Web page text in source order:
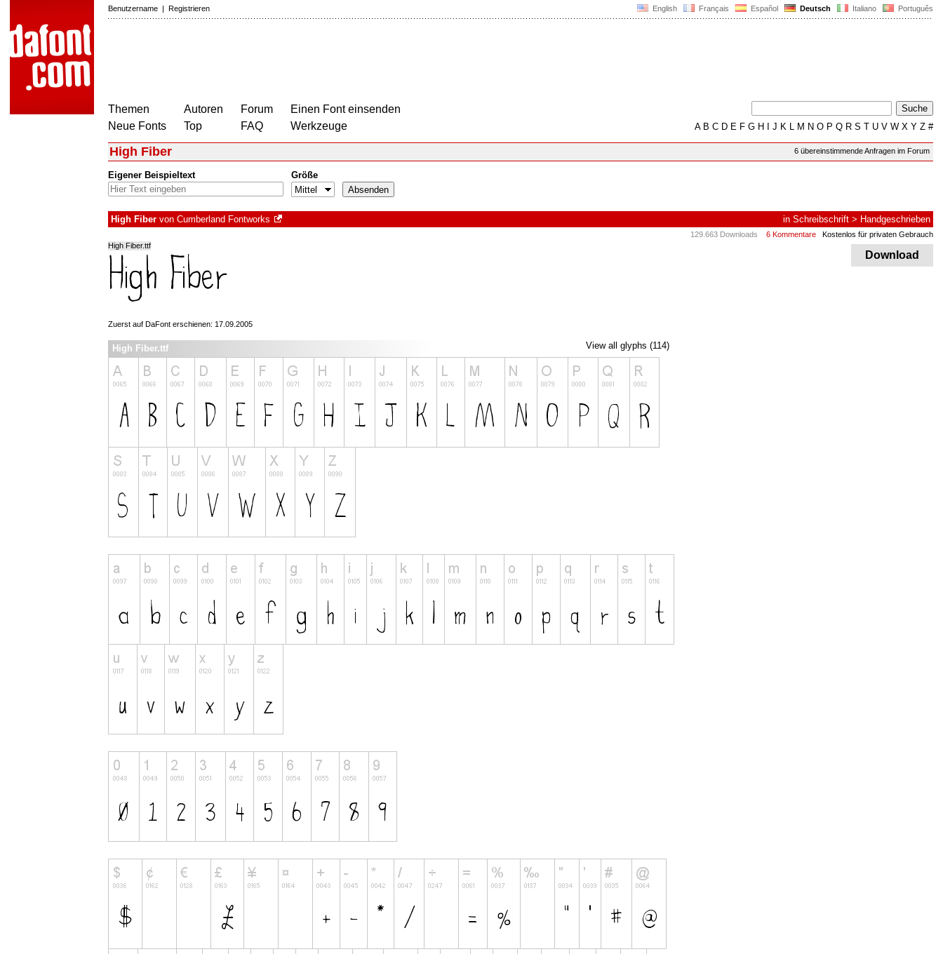
English Français Español Deutsch Italiano Português
Benutzername | Registrieren
Themen
Neue Fonts
Autoren
Top
Forum
FAQ
Einen Font einsenden
Werkzeuge
AB C D E F G H J K L M N O P Q R S T U V W X Y Z #
6 übereinstimmende Anfragen im Forum
High Fiber
Eigener Beispieltext Größe
High Fiber von Cumberland Fontworks in Schreibschrift > Handgeschrieben
129.663 Downloads 6 Kommentare Kostenlos für privaten Gebrauch
Download
High Fiber.ttf
Zuerst auf DaFont erschienen: 17.09.2005
View all glyphs (114)
High Fiber.ttf